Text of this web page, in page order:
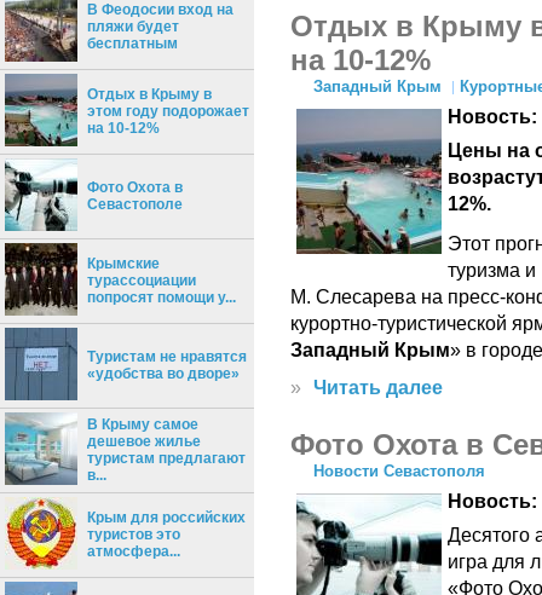
В Феодосии вход на
пляжи будет
бесплатным
Отдых в Крыму в
этом году подорожает
на 10-12%
Фото Охота в
Севастополе
Крымские
турассоциации
попросят помощи у...
Туристам не нравятся
«удобства во дворе»
В Крыму самое
дешевое жилье
туристам предлагают
в...
Крым для российских
туристов это
атмосфера...
Отдых в Крыму
на 10-12%
Западный Крым
Новость:
Цены на
12%.
Этот
туризма
М. Слесарева на пресс-
курортно-туристической
Западный Крым» в
»
Читать далее
Фото Охота в
Новости Севастополя
Новость:
Десятого
игра для
«Фото